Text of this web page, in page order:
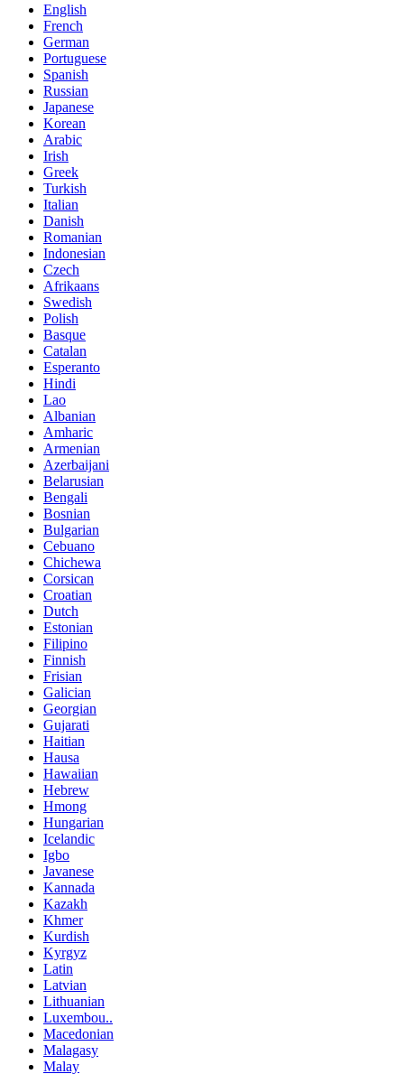
English
French
German
Portuguese
Spanish
Russian
Japanese
Korean
Arabic
Irish
Greek
Turkish
Italian
Danish
Romanian
Indonesian
Czech
Afrikaans
Swedish
Polish
Basque
Catalan
Esperanto
Hindi
Lao
Albanian
Amharic
Armenian
Azerbaijani
Belarusian
Bengali
Bosnian
Bulgarian
Cebuano
Chichewa
Corsican
Croatian
Dutch
Estonian
Filipino
Finnish
Frisian
Galician
Georgian
Gujarati
Haitian
Hausa
Hawaiian
Hebrew
Hmong
Hungarian
Icelandic
Igbo
Javanese
Kannada
Kazakh
Khmer
Kurdish
Kyrgyz
Latin
Latvian
Lithuanian
Luxembou..
Macedonian
Malagasy
Malay